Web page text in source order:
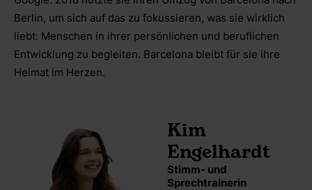
Berlin, um sich auf das zu fokussieren, was sie wirklich
liebt: Menschen in ihrer persönlichen und beruflichen
Entwicklung zu begleiten. Barcelona bleibt für sie ihre
Heimat im Herzen.
Kim
Engelhardt
Stimm- und
Sprechtrainerin